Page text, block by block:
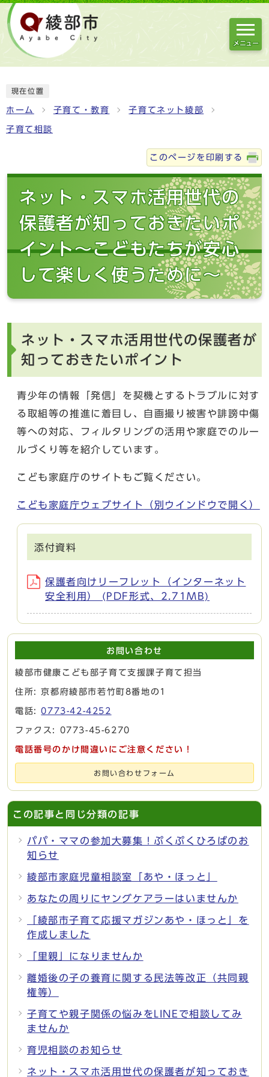
メニュー
現在位置
ホーム 子育て・教育 子育てネット綾部
子育て相談
このページを印刷する
ネット・スマホ活用世代の
保護者が知っておきたいポ
イント～こどもたちが安心
して楽しく使うために～
ネット・スマホ活用世代の保護者が
知っておきたいポイント
青少年の情報「発信」を契機とするトラブルに対す
る取組等の推進に着目し、自画撮り被害や誹謗中傷
等への対応、フィルタリングの活用や家庭でのルー
ルづくり等を紹介しています。
こども家庭庁のサイトもご覧ください。
こども家庭庁ウェブサイト （別ウインドウで開く）
添付資料
保護者向けリーフレット（インターネット
安全利用） (PDF形式、2.71MB)
お問い合わせ
綾部市健康こども部子育て支援課子育て担当
住所: 京都府綾部市若竹町8番地の1
電話:0773-42-4252
ファクス: 0773-45-6270
電話番号のかけ間違いにご注意ください！
お問い合わせフォーム
この記事と同じ分類の記事
パパ・ママの参加大募集！ぷくぷくひろばのお
知らせ
綾部市家庭児童相談室「あや・ほっと」
あなたの周りにヤングケアラーはいませんか
「綾部市子育て応援マガジンあや・ほっと」を
作成しました
「里親」になりませんか
離婚後の子の養育に関する民法等改正（共同親
権等）
子育てや親子関係の悩みをLINEで相談してみ
ませんか
育児相談のお知らせ
ネット・スマホ活用世代の保護者が知っておき